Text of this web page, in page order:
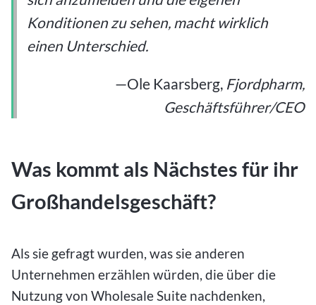
Konditionen zu sehen, macht wirklich
einen Unterschied.
—Ole Kaarsberg, Fjordpharm,
Geschäftsführer/CEO
Was kommt als Nächstes für ihr
Großhandelsgeschäft?
Als sie gefragt wurden, was sie anderen
Unternehmen erzählen würden, die über die
Nutzung von Wholesale Suite nachdenken,